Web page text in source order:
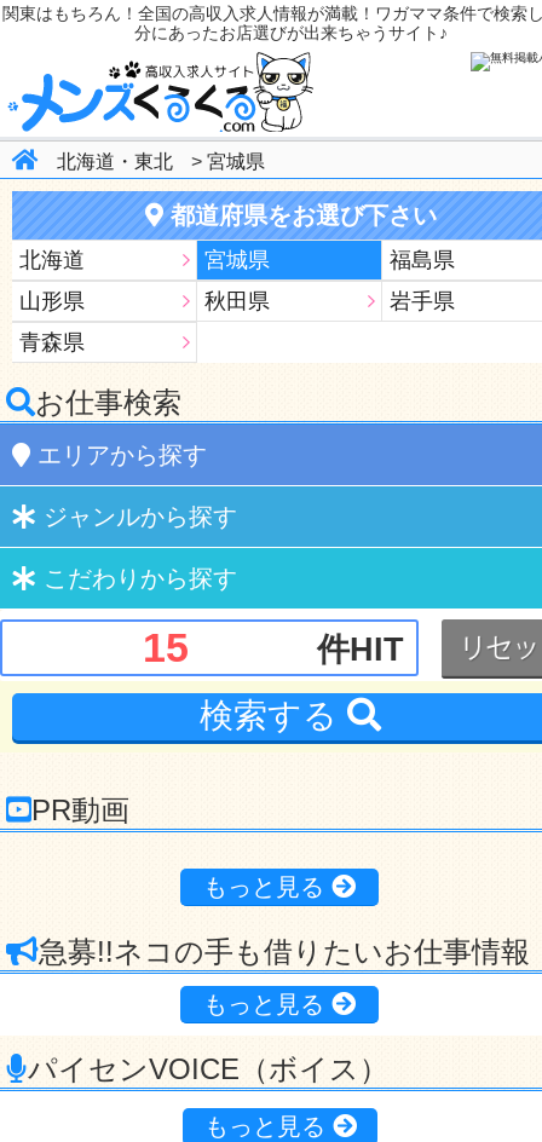
関東はもちろん！全国の高収入求人情報が満載！ワガママ条件で検索
分にあったお店選びが出来ちゃうサイト♪
北海道・東北 > 宮城県
都道府県をお選び下さい
北海道 宮城県
福島県
山形県
秋田県
岩手県
青森県
お仕事検索
エリアから探す
ジャンルから探す
こだわり から探す
15 件HIT
検索する
PR動画
もっと見る
急募!!ネコの手も借りたいお仕事情報
もっと見る
パイセンVOICE（ボイス）
もっと見る